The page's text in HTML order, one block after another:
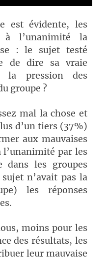
est évidente, les
à l’unanimité la
: le sujet testé
de dire sa vraie
la pression des
groupe ?
mal la chose et
d’un tiers (37%)
aux mauvaises
l’unanimité par les
dans les groupes
n’avait pas la
les réponses
moins pour les
des résultats, les
leur mauvaise